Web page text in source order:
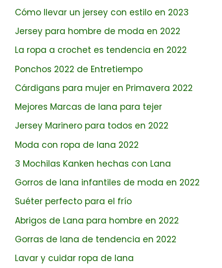
Cómo llevar un jersey con estilo en 2023
Jersey para hombre de moda en 2022
La ropa a crochet es tendencia en 2022
Ponchos 2022 de Entretiempo
Cárdigans para mujer en Primavera 2022
Mejores Marcas de lana para tejer
Jersey Marinero para todos en 2022
Moda con ropa de lana 2022
3 Mochilas Kanken hechas con Lana
Gorros de lana infantiles de moda en 2022
Suéter perfecto para el frío
Abrigos de Lana para hombre en 2022
Gorras de lana de tendencia en 2022
Lavar y cuidar ropa de lana